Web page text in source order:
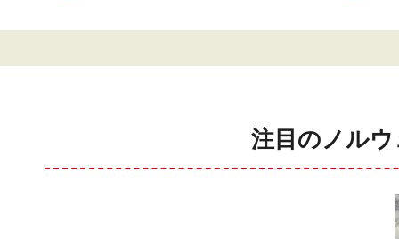
注目のノル